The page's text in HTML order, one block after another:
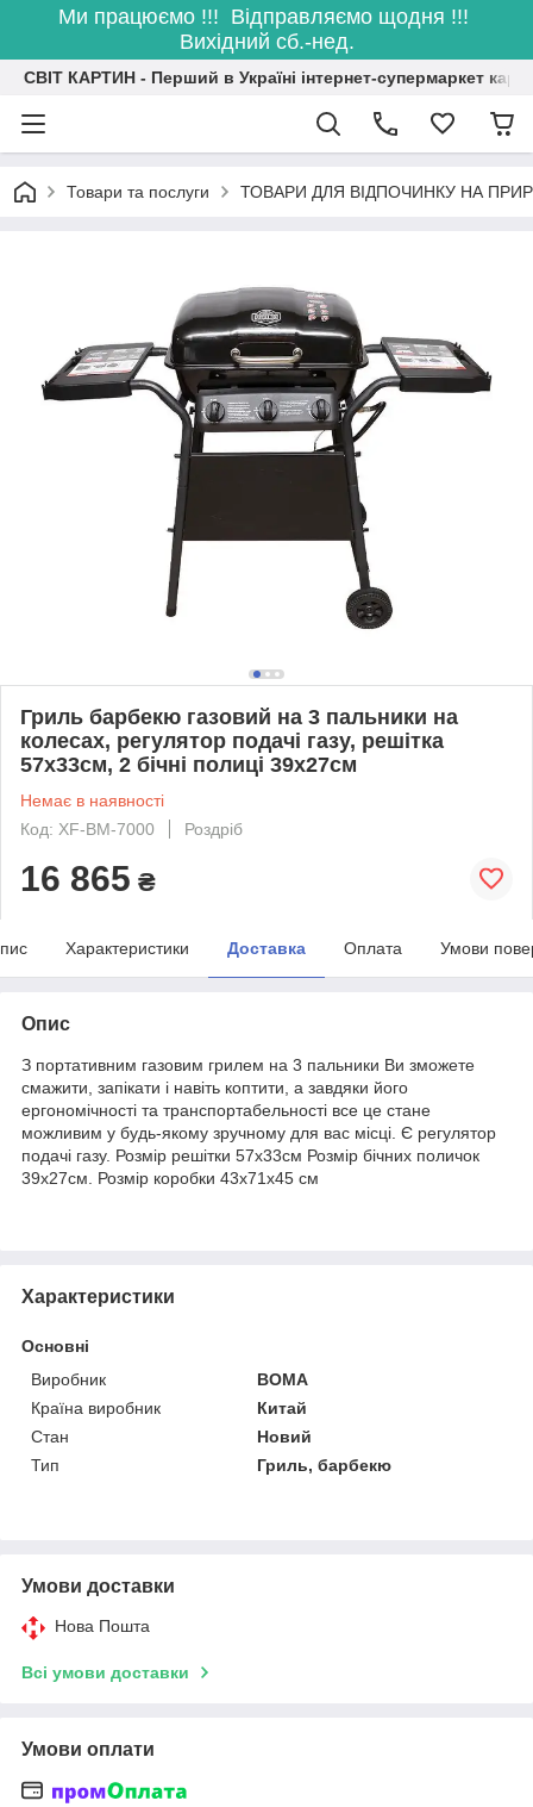
Ми працюємо !!! Відправляємо щодня !!!
Вихідний сб.-нед.
СВІТ КАРТИН - Перший в Україні інтернет-супермаркет
Товари та послуги ТОВАРИ ДЛЯ ВІДПОЧИНКУ НА
Гриль барбекю газовий на 3 пальники на
колесах, регулятор подачі газу, решітка
57х33см, 2 бічні полиці 39х27см
Немає в наявності
Код: XF-BM-7000
Роздріб
16 865 ₴
Характеристики Доставка Оплата Умови
Опис
З портативним газовим грилем на 3 пальники Ви зможете
смажити, запікати і навіть коптити, а завдяки його
ергономічності та транспортабельності все це стане
можливим у будь-якому зручному для вас місці. Є регулятор
подачі газу. Розмір решітки 57х33см Розмір бічних поличок
39х27см. Розмір коробки 43х71х45 см
Характеристики
Основні
Виробник
BOMA
Країна виробник
Китай
Стан
Новий
Тип
Гриль, барбекю
Умови доставки
Нова Пошта
Всі умови доставки
Умови оплати